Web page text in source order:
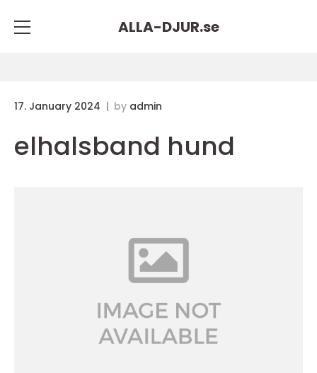
ALLA-DJUR.se
17. January 2024 by admin
elhalsband hund